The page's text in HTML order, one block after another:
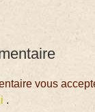
vous
.